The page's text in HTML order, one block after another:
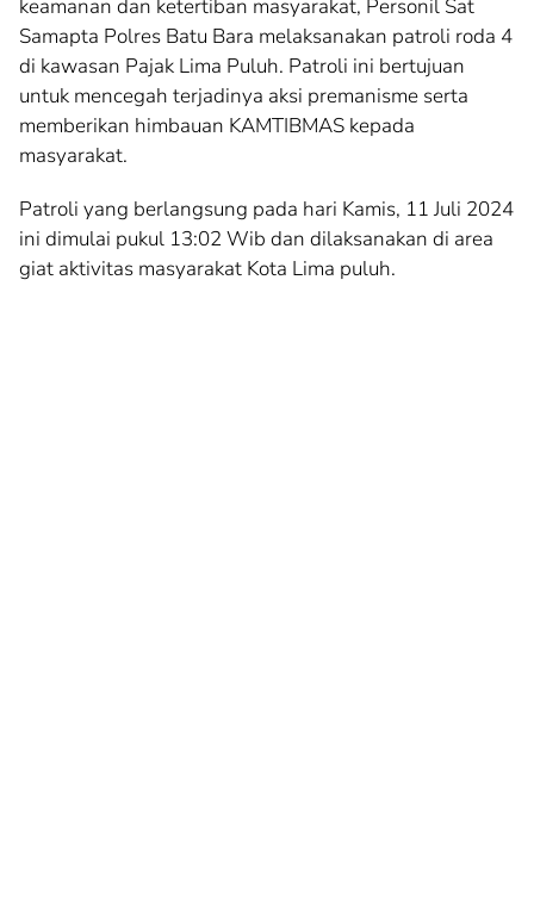
keamanan dan ketertiban masyarakat, Personil Sat
Samapta Polres Batu Bara melaksanakan patroli roda 4
di kawasan Pajak Lima Puluh. Patroli ini bertujuan
untuk mencegah terjadinya aksi premanisme serta
memberikan himbauan KAMTIBMAS kepada
masyarakat.
Patroli yang berlangsung pada hari Kamis, 11 Juli 2024
ini dimulai pukul 13:02 Wib dan dilaksanakan di area
giat aktivitas masyarakat Kota Lima puluh.